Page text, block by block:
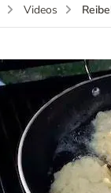
Videos